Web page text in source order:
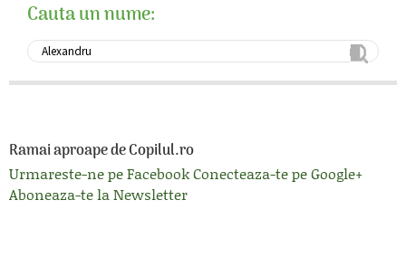
Cauta un nume:
Ramai aproape de Copilul.ro
Urmareste-ne pe FacebookConecteaza-te pe Google+
Aboneaza-te la Newsletter